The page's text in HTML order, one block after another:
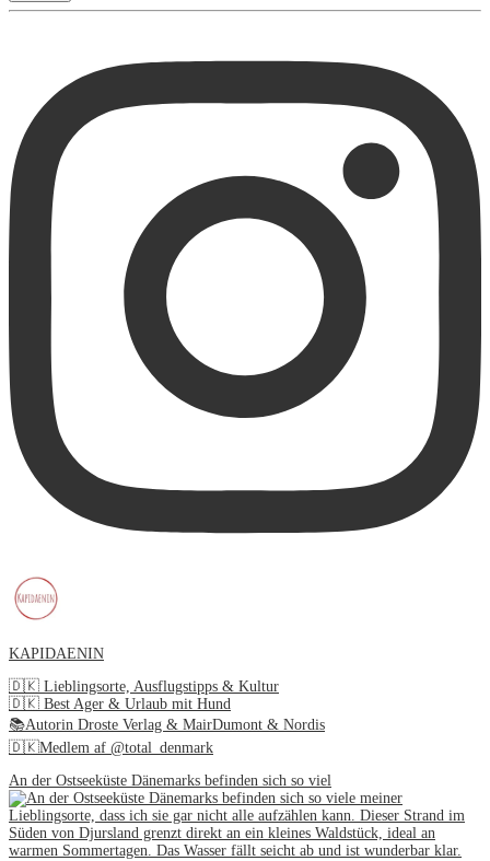
KAPIDAENIN
🇩🇰 Lieblingsorte, Ausflugstipps & Kultur
🇩🇰 Best Ager & Urlaub mit Hund
📚Autorin Droste Verlag & MairDumont & Nordis
🇩🇰Medlem af @total_denmark
An der Ostseeküste Dänemarks befinden sich so viel